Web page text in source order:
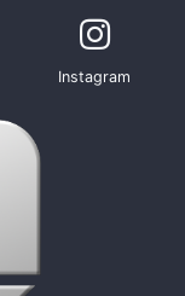
Instagram